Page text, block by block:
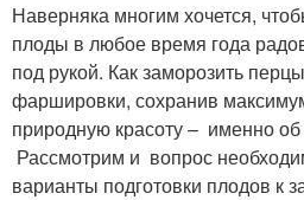
Наверняка многим хочется,
плоды в любое время года
под рукой. Как заморозить
фаршировки, сохранив
природную красоту – именно
Рассмотрим и вопрос
варианты подготовки плодов к